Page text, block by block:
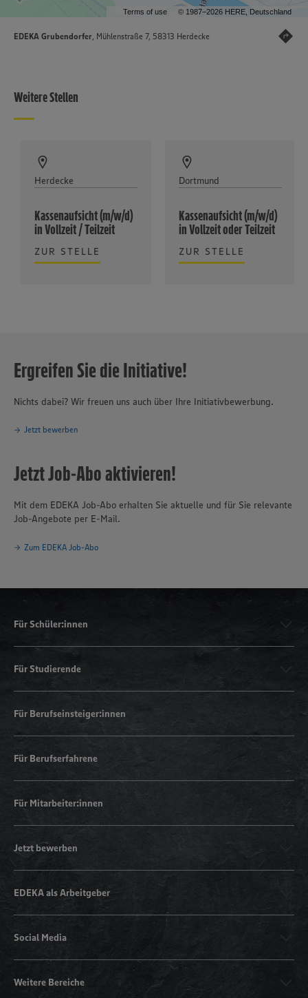
Terms of use © 1987–2026 HERE, Deutschland
EDEKA Grubendorfer , Mühlenstraße 7, 58313 Herdecke
Weitere Stellen
Herdecke
Kassenaufsicht (m/w/d)
in Vollzeit / Teilzeit
ZUR STELLE
Dortmund
Kassenaufsicht (m/w/d)
in Vollzeit oder Teilzeit
ZUR STELLE
Ergreifen Sie die Initiative!
Nichts dabei? Wir freuen uns auch über Ihre Initiativbewerbung.
Jetzt bewerben
Jetzt Job-Abo aktivieren!
Mit dem EDEKA Job-Abo erhalten Sie aktuelle und für Sie relevante
Job-Angebote per E-Mail.
Zum EDEKA Job-Abo
Für Schüler:innen
Für Studierende
Für Berufseinsteiger:innen
Für Berufserfahrene
Für Mitarbeiter:innen
Jetzt bewerben
EDEKA als Arbeitgeber
Social Media
Weitere Bereiche